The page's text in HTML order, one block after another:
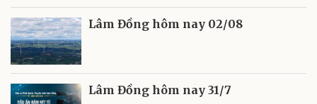
Lâm Đồng hôm nay 02/08
Lâm Đồng hôm nay 31/7